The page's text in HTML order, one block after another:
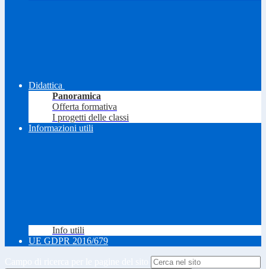
Didattica
Panoramica
Offerta formativa
I progetti delle classi
Informazioni utili
Info utili
UE GDPR 2016/679